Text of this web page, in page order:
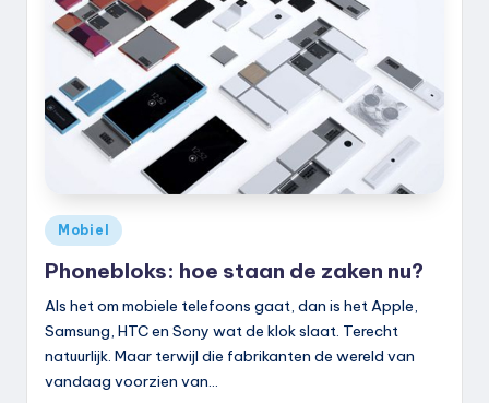
Geplaatst
in
Mobiel
Phonebloks: hoe staan de zaken nu?
Als het om mobiele telefoons gaat, dan is het Apple,
Samsung, HTC en Sony wat de klok slaat. Terecht
natuurlijk. Maar terwijl die fabrikanten de wereld van
vandaag voorzien van…